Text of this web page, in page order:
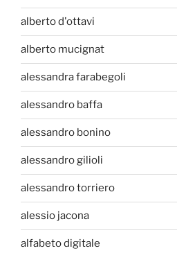
alberto d'ottavi
alberto mucignat
alessandra farabegoli
alessandro baffa
alessandro bonino
alessandro gilioli
alessandro torriero
alessio jacona
alfabeto digitale